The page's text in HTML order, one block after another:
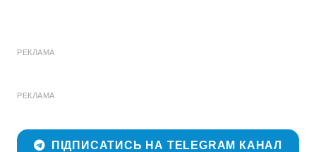
РЕКЛАМА
РЕКЛАМА
ПІДПИСАТИСЬ НА TELEGRAM КАНАЛ